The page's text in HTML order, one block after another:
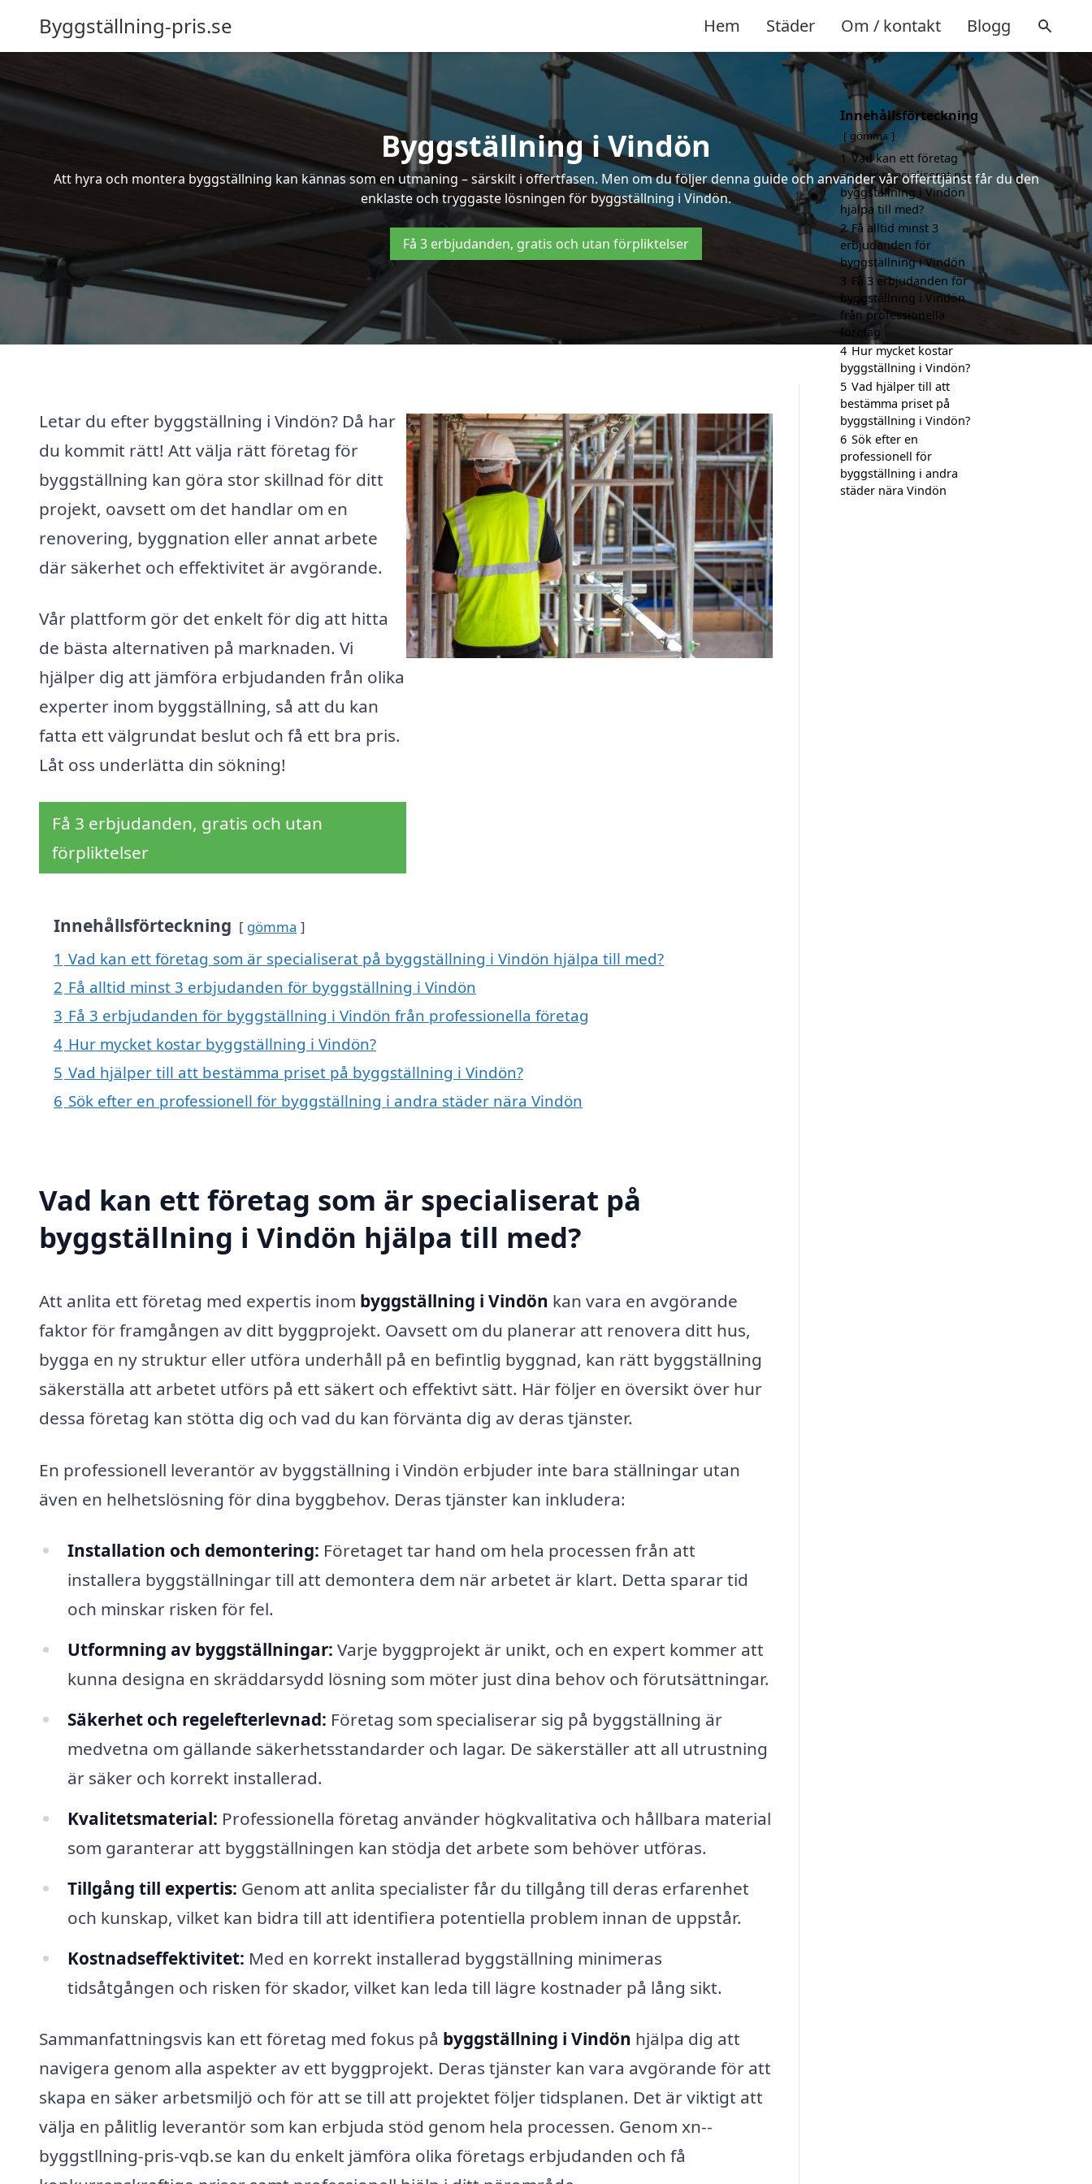
Byggställning-pris.se Hem Städer Om / kontakt Blogg
Byggställning i Vindön
Att hyra och montera byggställning kan kännas som en utmaning – särskilt i offertfasen. Men om du följer denna guide och använder vår offerttjänst får du den
enklaste och tryggaste lösningen för byggställning i Vindön.
Få 3 erbjudanden, gratis och utan förpliktelser
Letar du efter byggställning i Vindön? Då har
du kommit rätt! Att välja rätt företag för
byggställning kan göra stor skillnad för ditt
projekt, oavsett om det handlar om en
renovering, byggnation eller annat arbete
där säkerhet och effektivitet är avgörande.
Vår plattform gör det enkelt för dig att hitta
de bästa alternativen på marknaden. Vi
hjälper dig att jämföra erbjudanden från olika
experter inom byggställning, så att du kan
fatta ett välgrundat beslut och få ett bra pris.
Låt oss underlätta din sökning!
Få 3 erbjudanden, gratis och utan
förpliktelser
Innehållsförteckning gömma
1 Vad kan ett företag som är specialiserat på byggställning i Vindön hjälpa till med?
2 Få alltid minst 3 erbjudanden för byggställning i Vindön
3 Få 3 erbjudanden för byggställning i Vindön från professionella företag
4 Hur mycket kostar byggställning i Vindön?
5 Vad hjälper till att bestämma priset på byggställning i Vindön?
6 Sök efter en professionell för byggställning i andra städer nära Vindön
Vad kan ett företag som är specialiserat på
byggställning i Vindön hjälpa till med?
Att anlita ett företag med expertis inom byggställning i Vindön kan vara en avgörande
faktor för framgången av ditt byggprojekt. Oavsett om du planerar att renovera ditt hus,
bygga en ny struktur eller utföra underhåll på en befintlig byggnad, kan rätt byggställning
säkerställa att arbetet utförs på ett säkert och effektivt sätt. Här följer en översikt över hur
dessa företag kan stötta dig och vad du kan förvänta dig av deras tjänster.
En professionell leverantör av byggställning i Vindön erbjuder inte bara ställningar utan
även en helhetslösning för dina byggbehov. Deras tjänster kan inkludera:
Installation och demontering: Företaget tar hand om hela processen från att
installera byggställningar till att demontera dem när arbetet är klart. Detta sparar tid
och minskar risken för fel.
Utformning av byggställningar: Varje byggprojekt är unikt, och en expert kommer att
kunna designa en skräddarsydd lösning som möter just dina behov och förutsättningar.
Säkerhet och regelefterlevnad: Företag som specialiserar sig på byggställning är
medvetna om gällande säkerhetsstandarder och lagar. De säkerställer att all utrustning
är säker och korrekt installerad.
Kvalitetsmaterial: Professionella företag använder högkvalitativa och hållbara material
som garanterar att byggställningen kan stödja det arbete som behöver utföras.
Tillgång till expertis: Genom att anlita specialister får du tillgång till deras erfarenhet
och kunskap, vilket kan bidra till att identifiera potentiella problem innan de uppstår.
Kostnadseffektivitet: Med en korrekt installerad byggställning minimeras
tidsåtgången och risken för skador, vilket kan leda till lägre kostnader på lång sikt.
Sammanfattningsvis kan ett företag med fokus på byggställning i Vindön hjälpa dig att
navigera genom alla aspekter av ett byggprojekt. Deras tjänster kan vara avgörande för att
skapa en säker arbetsmiljö och för att se till att projektet följer tidsplanen. Det är viktigt att
välja en pålitlig leverantör som kan erbjuda stöd genom hela processen. Genom xn--
byggstllning-pris-vqb.se kan du enkelt jämföra olika företags erbjudanden och få
Innehållsförteckning
gömma
1 Vad kan ett företag
som är specialiserat på
byggställning i Vindön
hjälpa till med?
2 Få alltid minst 3
erbjudanden för
byggställning i Vindön
3 Få 3 erbjudanden för
byggställning i Vindön
från professionella
företag
4 Hur mycket kostar
byggställning i Vindön?
5 Vad hjälper till att
bestämma priset på
byggställning i Vindön?
6 Sök efter en
professionell för
byggställning i andra
städer nära Vindön